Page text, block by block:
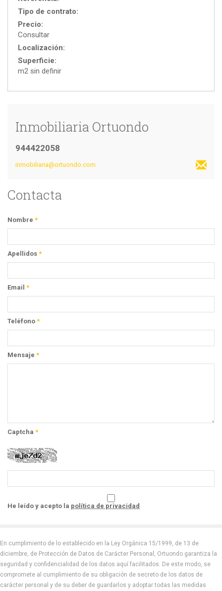
Tipo de contrato:
Precio:
Consultar
Localización:
Superficie:
m2 sin definir
Inmobiliaria Ortuondo
944422058
inmobiliaria@ortuondo.com
Contacta
Nombre *
Apellidos *
Email *
Teléfono *
Mensaje *
Captcha *
He leído y acepto la política de privacidad
En cumplimiento de lo establecido en la Ley Orgánica 15/1999, de 13 de
diciembre, de Protección de Datos de Carácter Personal, Ortuondo garantiza la
seguridad y confidencialidad de los datos aquí facilitados. De este modo, se
compromete al cumplimiento de su obligación de secreto de los datos de
carácter personal y de su deber de guardarlos y adoptar todas las medidas